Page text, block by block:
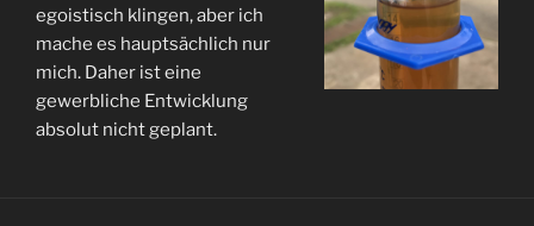
egoistisch klingen, aber ich
mache es hauptsächlich nur
mich. Daher ist eine
gewerbliche Entwicklung
absolut nicht geplant.